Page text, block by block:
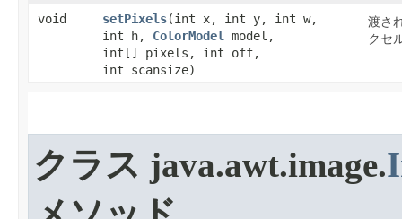
void setPixels​(int x, int y, int w,
int h, ColorModel
model,
int[] pixels, int off,
int scansize)
渡さ
クセ
クラス java.awt.image.